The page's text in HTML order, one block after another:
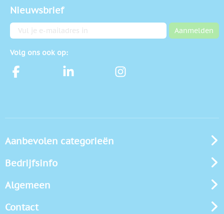
Nieuwsbrief
E-mailadres Aanmelden
Volg ons ook op:
Aanbevolen categorieën
Bedrijfsinfo
Algemeen
Contact